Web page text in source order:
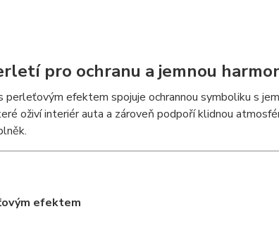
pro ochranu a jemnou
efektem spojuje ochrannou symboliku s
oživí interiér auta a zároveň podpoří klidnou
efektem